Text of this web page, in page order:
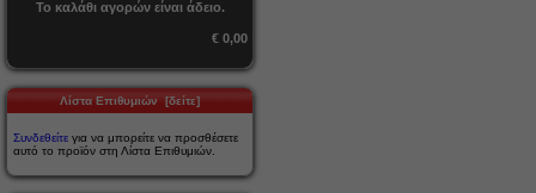
Το καλάθι αγορών είναι άδειο.
€ 0,00
Λίστα Επιθυμιών [δείτε]
Συνδεθείτε για να μπορείτε να προσθέσετε
αυτό το προϊόν στη Λίστα Επιθυμιών.